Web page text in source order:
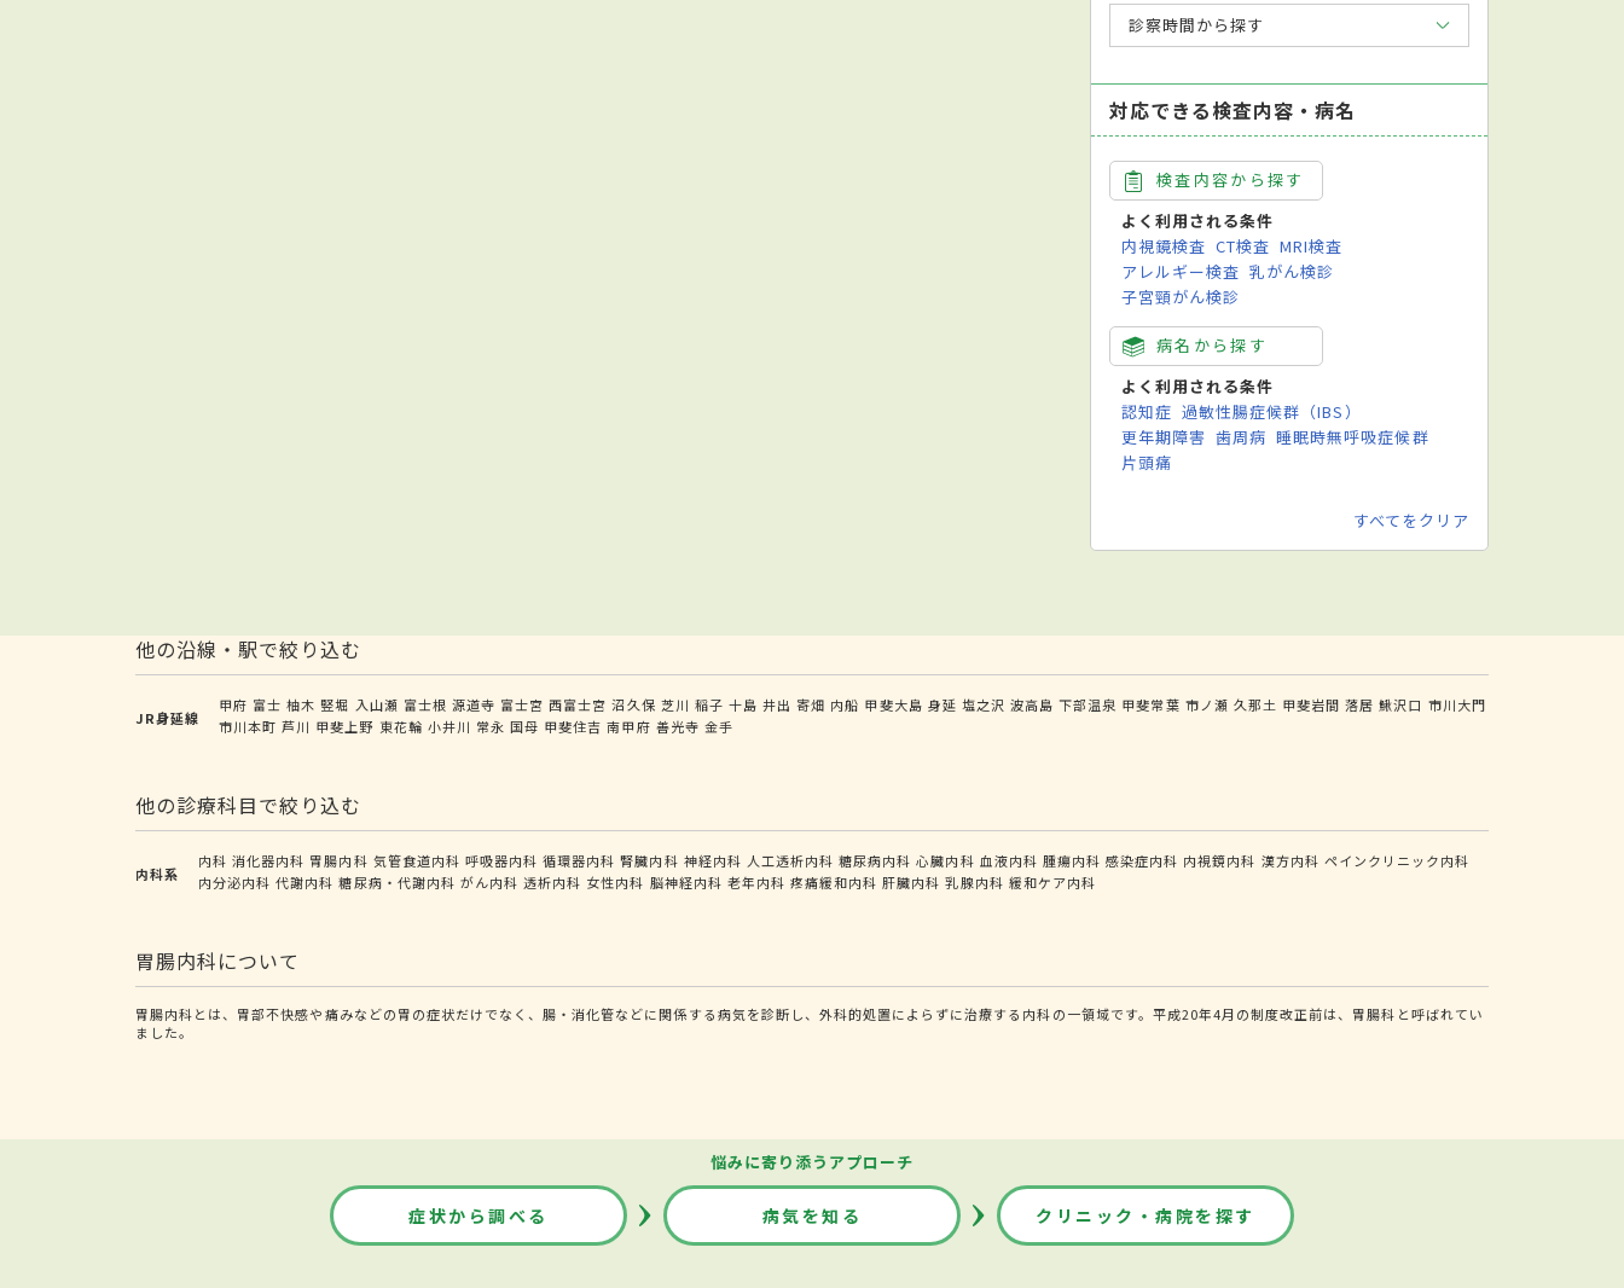
診察時間から探す
対応できる検査内容・病名
検査内容から探す
よく利用される条件
内視鏡検査 CT検査 MRI検査
アレルギー検査 乳がん検診
子宮頸がん検診
病名から探す
よく利用される条件
認知症 過敏性腸症候群（IBS）
更年期障害 歯周病 睡眠時無呼吸症候群
片頭痛
すべてをクリア
他の沿線・駅で絞り込む
JR身延線
甲府 富士 柚木 竪堀 入山瀬 富士根 源道寺 富士宮 西富士宮 沼久保 芝川 稲子 十島 井出 寄畑 内船 甲斐大島 身延 塩之沢 波高島 下部温泉 甲斐常葉 市ノ瀬 久那土 甲斐岩間 落居 鰍沢口 市川大門
市川本町 芦川 甲斐上野 東花輪 小井川 常永 国母 甲斐住吉 南甲府 善光寺 金手
他の診療科目で絞り込む
内科系
内科 消化器内科 胃腸内科 気管食道内科 呼吸器内科 循環器内科 腎臓内科 神経内科 人工透析内科 糖尿病内科 心臓内科 血液内科 腫瘍内科 感染症内科 内視鏡内科 漢方内科 ペインクリニック内科
内分泌内科 代謝内科 糖尿病・代謝内科 がん内科 透析内科 女性内科 脳神経内科 老年内科 疼痛緩和内科 肝臓内科 乳腺内科 緩和ケア内科
胃腸内科について
胃腸内科とは、胃部不快感や痛みなどの胃の症状だけでなく、腸・消化管などに関係する病気を診断し、外科的処置によらずに治療する内科の一領域です。平成20年4月の制度改正前は、胃腸科と呼ばれてい
ました。
悩みに寄り添うアプローチ
症状から調べる 病気を知る クリニック・病院を探す